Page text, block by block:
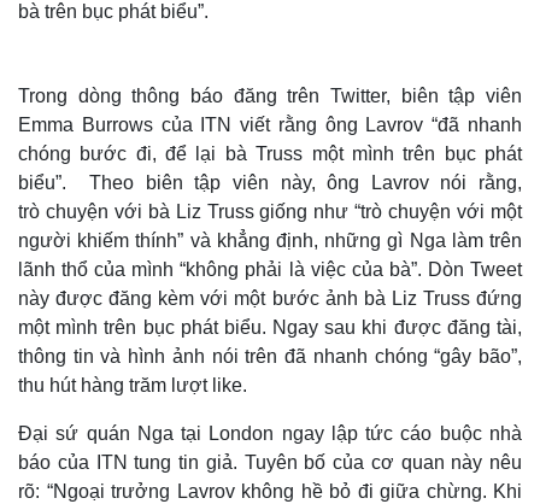
%
g
T
m
bà trên bục phát biểu”.
Trong dòng thông báo đăng trên Twitter, biên tập viên
Emma Burrows của ITN viết rằng ông Lavrov “đã nhanh
chóng bước đi, để lại bà Truss một mình trên bục phát
biểu”. Theo biên tập viên này, ông Lavrov nói rằng,
trò chuyện với bà Liz Truss giống như “trò chuyện với một
người khiếm thính” và khẳng định, những gì Nga làm trên
lãnh thổ của mình “không phải là việc của bà”. Dòn Tweet
này được đăng kèm với một bước ảnh bà Liz Truss đứng
một mình trên bục phát biểu. Ngay sau khi được đăng tài,
thông tin và hình ảnh nói trên đã nhanh chóng “gây bão”,
thu hút hàng trăm lượt like.
Đại sứ quán Nga tại London ngay lập tức cáo buộc nhà
báo của ITN tung tin giả. Tuyên bố của cơ quan này nêu
rõ: “Ngoại trưởng Lavrov không hề bỏ đi giữa chừng. Khi